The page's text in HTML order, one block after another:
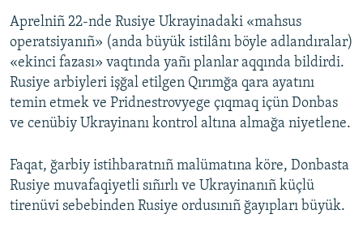
Aprelniñ 22-nde Rusiye Ukrayinadaki «mahsus
operatsiyanıñ» (anda büyük istilânı böyle adlandıralar)
«ekinci fazası» vaqtında yañı planlar aqqında bildirdi.
Rusiye arbiyleri işğal etilgen Qırımğa qara ayatını
temin etmek ve Pridnestrovyege çıqmaq içün Donbas
ve cenübiy Ukrayinanı kontrol altına almağa niyetlene.
Faqat, ğarbiy istihbaratnıñ malümatına köre, Donbasta
Rusiye muvafaqiyetli sıñırlı ve Ukrayinanıñ küçlü
tirenüvi sebebinden Rusiye ordusınıñ ğayıpları büyük.